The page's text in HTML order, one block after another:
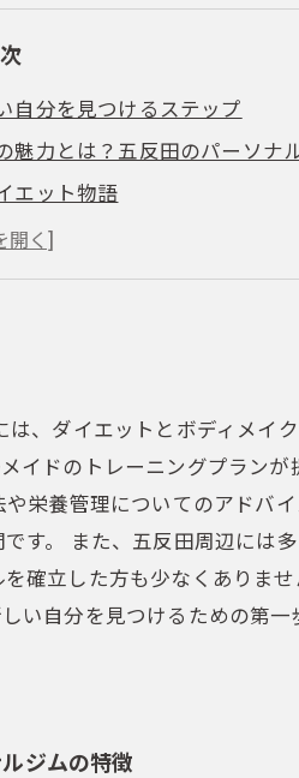
自分を見つけるステップ
力とは？五反田のパーソナ
エット物語
動習慣
ディメイクの成果
成功体験談
、ダイエットとボディメイ
イドのトレーニングプラン
栄養管理についてのアドバ
す。 また、五反田周辺には
確立した方も少なくありま
い自分を見つけるための第
ジムの特徴